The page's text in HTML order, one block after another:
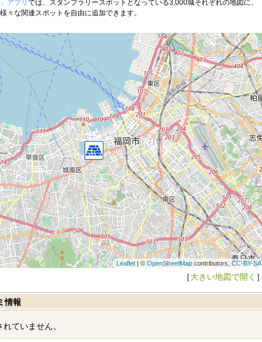
アプリ では、スタンプラリースポットとなっている3,000城それぞれの地図に、
々な関連スポットを自由に追加できます。
Leaflet| © OpenStreetMapcontributors,CC-BY-SA
［大きい地図で開く ］
情報
ていません。